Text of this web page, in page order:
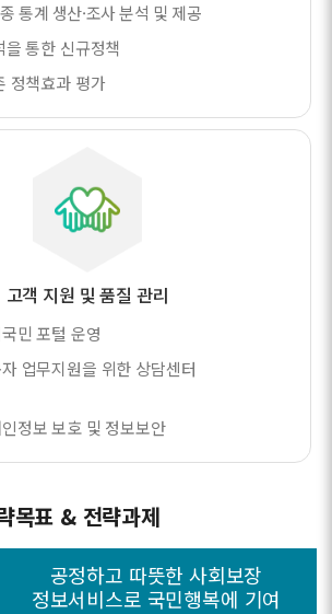
통계 생산·조사 분석 및 제공
통한 신규정책
정책효과 평가
고객 지원 및 품질 관리
민 포털 운영
업무지원을 위한 상담센터
정보 보호 및 정보보안
목표 & 전략과제
공정하고 따뜻한 사회보장
정보서비스로 국민행복에 기여